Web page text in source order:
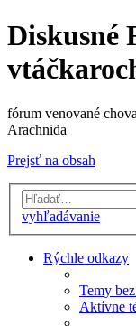
Diskusné
fórum venované
Arachnida
Prejsť na obsah
vyhľadávanie
Rýchle odkazy
Temy
Aktívne